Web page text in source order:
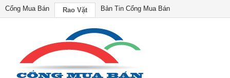
Cổng Mua Bán Rao Vặt Bản Tin Cổng Mua Bán